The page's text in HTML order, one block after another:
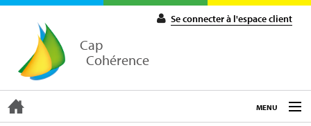
Cap
Cohérence
Se connecter à l'espace client
MENU